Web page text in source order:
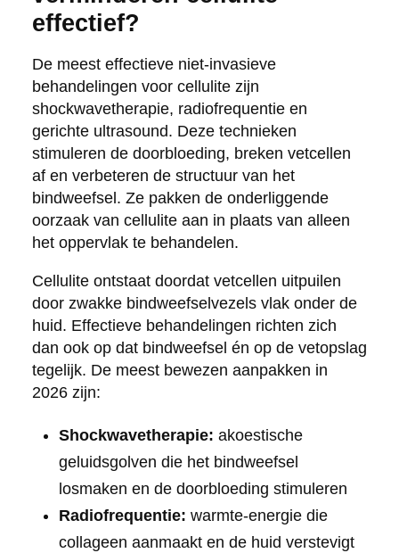
effectief?
De meest effectieve niet-invasieve
behandelingen voor cellulite zijn
shockwavetherapie, radiofrequentie en
gerichte ultrasound. Deze technieken
stimuleren de doorbloeding, breken vetcellen
af en verbeteren de structuur van het
bindweefsel. Ze pakken de onderliggende
oorzaak van cellulite aan in plaats van alleen
het oppervlak te behandelen.
Cellulite ontstaat doordat vetcellen uitpuilen
door zwakke bindweefselvezels vlak onder de
huid. Effectieve behandelingen richten zich
dan ook op dat bindweefsel én op de vetopslag
tegelijk. De meest bewezen aanpakken in
2026 zijn:
Shockwavetherapie: akoestische
geluidsgolven die het bindweefsel
losmaken en de doorbloeding stimuleren
Radiofrequentie: warmte-energie die
collageen aanmaakt en de huid verstevigt